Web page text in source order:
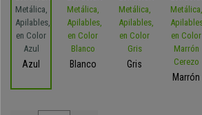
Azul Blanco
Gris
Marrón